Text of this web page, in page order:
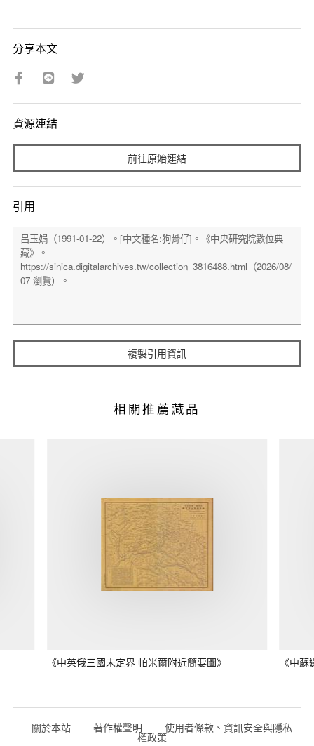
分享本文
資源連結
前往原始連結
引用
複製引用資訊
相關推薦藏品
《中英俄三國未定界 帕米爾附近簡要圖》 《中
關於本站 著作權聲明 使用者條款、資訊安全與隱私
權政策